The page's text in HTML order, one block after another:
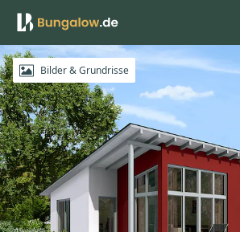
Anmelden
Bilder & Grundrisse